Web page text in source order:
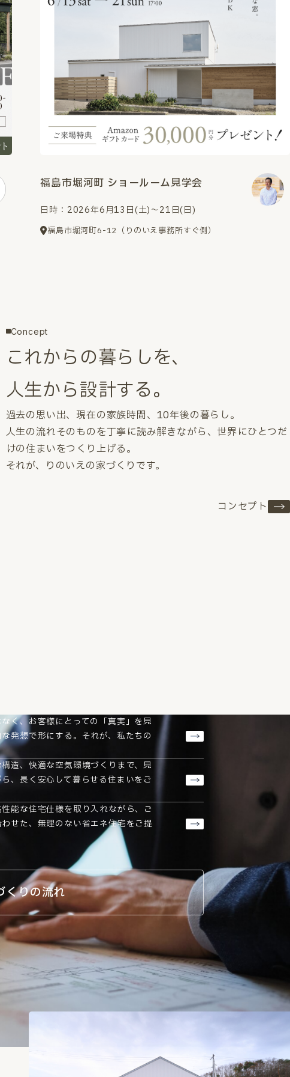
福島市堀河町 ショールーム見学会
日時：2026年6月13日(土)～21日(日)
福島市堀河町6-12（りのいえ事務所すぐ側）
Concept
これからの暮らしを、
人生から設計する。
過去の思い出、現在の家族時間、10年後の暮らし。
人生の流れそのものを丁寧に読み解きながら、世界にひとつだ
けの住まいをつくり上げる。
それが、りのいえの家づくりです。
コンセプト
く、お客様にとっての「真実」を見
発想で形にする。それが、私たちの
造、快適な空気環境づくりまで、見
、長く安心して暮らせる住まいをご
能な住宅仕様を取り入れながら、ご
せた、無理のない省エネ住宅をご提
くりの流れ